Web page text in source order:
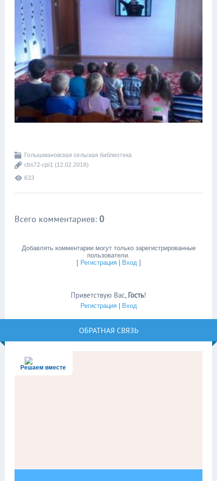
Голышмановская сельская библиотека
cbs72-cpi1 (12.02.2018)
633
Всего комментариев: 0
Добавлять комментарии могут только зарегистрированные
пользователи.
[ Регистрация| Вход]
Приветствую Вас, Гость!
Регистрация| Вход
ОБРАТНАЯ СВЯЗЬ
Решаем вместе